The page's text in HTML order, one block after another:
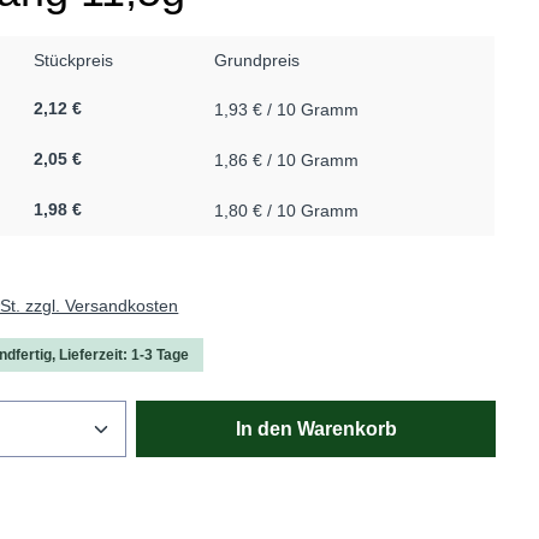
Stückpreis Grundpreis
2,12 € 1,93 € / 10 Gramm
2,05 € 1,86 € / 10 Gramm
1,98 € 1,80 € / 10 Gramm
zzgl. Versandkosten
Lieferzeit: 1-3 Tage
Gib den gewünschten Wert ein
In den Warenkorb